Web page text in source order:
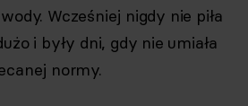
Wcześniej nigdy nie piła
i były dni, gdy nie umiała
normy.